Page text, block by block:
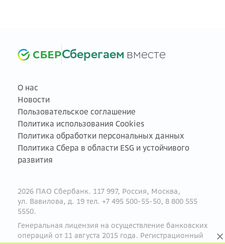
Сберегаем вместе
О нас
Новости
Пользовательское соглашение
Политика использования Cookies
Политика обработки персональных данных
Политика Сбера в области ESG и устойчивого
развития
2026 ПАО Сбербанк. 117 997, Россия, Москва,
ул. Вавилова, д. 19 тел. +7 495 500-55-50, 8 800 555
5550.
Генеральная лицензия на осуществление банковских
операций от 11 августа 2015 года. Регистрационный